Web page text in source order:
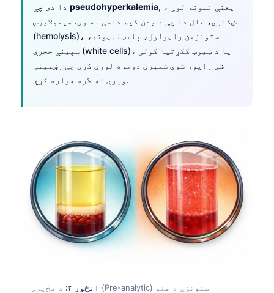
pseudohyperkalemia, ، یعنې نمونه لوړ
ښکاري، حال دا چې د بدن کچه داسې نه وي. هیمولایزس
(hemolysis)، ستونزمن راټولول، پلیټلیټونه،
سپینې حجرې (white cells)، یا د ټیوب ککړتیا کولی
شي راپور شوې شمېرې دومره لوړې کړي چې رښتینی
وېرې ته لاره هواره کړي.
انځور ۳:
د مخ‌پری (Pre-analytic) ستونزې د هغو